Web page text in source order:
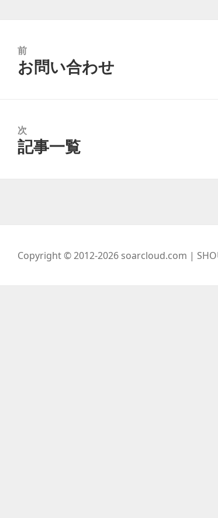
前
前
お問い合わせ
次
次
記事一覧
Copyright © 2012-2026 soarcloud.com |